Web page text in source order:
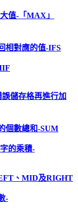
值-「MAX」
相對應的值-IFS
誤儲存格再進行加
個數總和-SUM
的乘積-
、MID及RIGHT
-